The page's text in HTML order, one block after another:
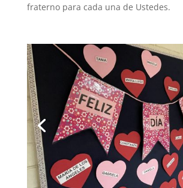
fraterno para cada una de Ustedes.